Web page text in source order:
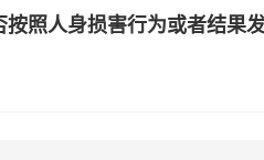
照人身损害行为或者结果